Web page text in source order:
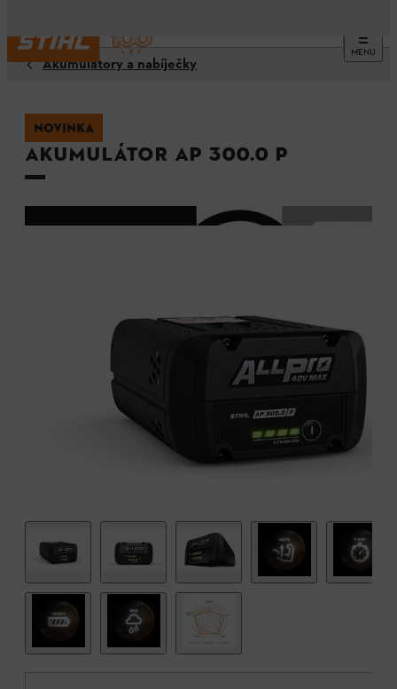
MENU
Akumulátory a nabíječky
NOVINKA
Akumulátor AP 300.0 P